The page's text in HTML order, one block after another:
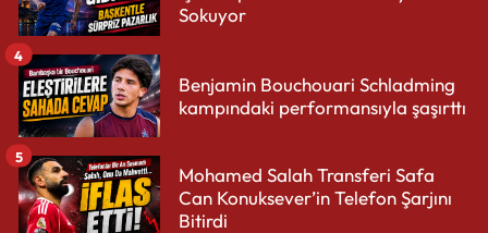
Sokuyor
Benjamin Bouchouari Schladming
kampındaki performansıyla şaşırttı
4
Mohamed Salah Transferi Safa
Can Konuksever’in Telefon Şarjını
Bitirdi
5